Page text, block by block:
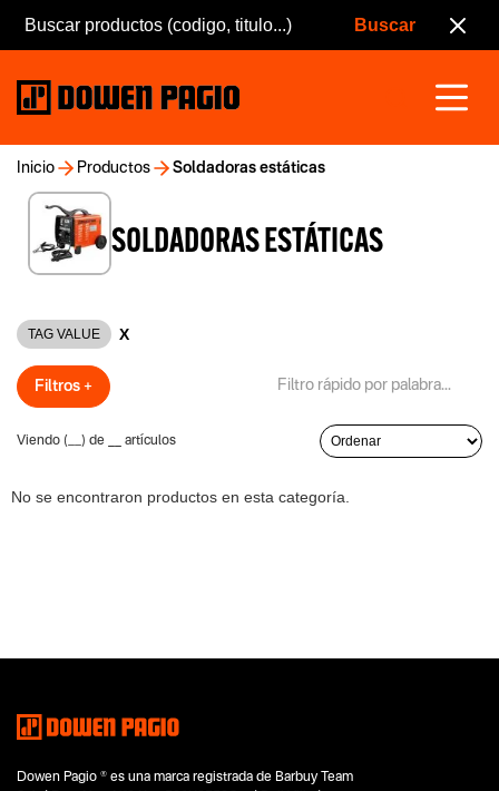
Inicio Productos Soldadoras estáticas
SOLDADORAS ESTÁTICAS
TAG VALUE X
Filtros +
Viendo ( ) de artículos
No se encontraron productos en esta categoría.
Dowen Pagio ® es una marca registrada de Barbuy Team